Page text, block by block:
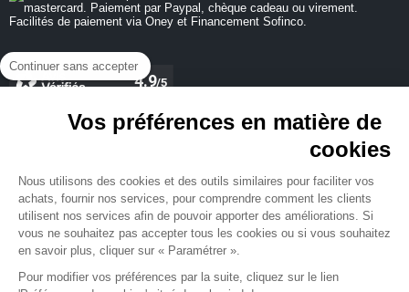
Continuer sans accepter
Vos préférences en matière de
cookies
Nous utilisons des cookies et des outils similaires pour faciliter vos
achats, fournir nos services, pour comprendre comment les clients
utilisent nos services afin de pouvoir apporter des améliorations. Si
vous ne souhaitez pas accepter tous les cookies ou si vous souhaitez
en savoir plus, cliquer sur « Paramétrer ».
Pour modifier vos préférences par la suite, cliquez sur le lien
NEWSLETTER